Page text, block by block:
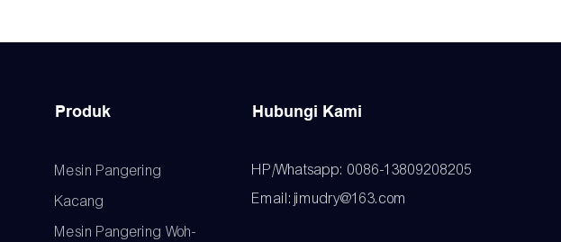
Produk
Mesin Pangering
Kacang
Mesin Pangering Woh-
Hubungi Kami
HP/Whatsapp: 0086-13809208205
Email:jimudry@163.com